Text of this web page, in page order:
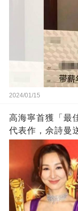
2024/01/15
高海寧首獲「最
代表作，佘詩曼